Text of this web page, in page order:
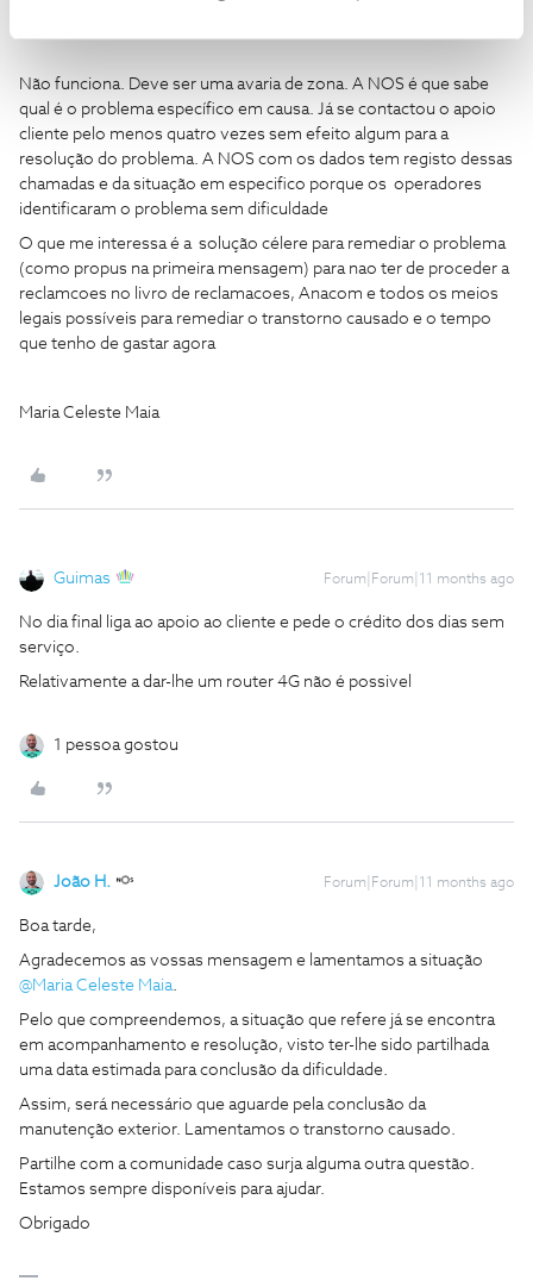
Não funciona. Deve ser uma avaria de zona. A NOS é que sabe
qual é o problema específico em causa. Já se contactou o apoio
cliente pelo menos quatro vezes sem efeito algum para a
resolução do problema. A NOS com os dados tem registo dessas
chamadas e da situação em especifico porque os operadores
identificaram o problema sem dificuldade
O que me interessa é a solução célere para remediar o problema
(como propus na primeira mensagem) para nao ter de proceder a
reclamcoes no livro de reclamacoes, Anacom e todos os meios
legais possíveis para remediar o transtorno causado e o tempo
que tenho de gastar agora
Maria Celeste Maia
Guimas Forum|Forum|11 months ago
No dia final liga ao apoio ao cliente e pede o crédito dos dias sem
serviço.
Relativamente a dar-lhe um router 4G não é possivel
1 pessoa gostou
João H. Forum|Forum|11 months ago
Boa tarde,
Agradecemos as vossas mensagem e lamentamos a situação ​
@Maria Celeste Maia.
Pelo que compreendemos, a situação que refere já se encontra
em acompanhamento e resolução, visto ter-lhe sido partilhada
uma data estimada para conclusão da dificuldade.
Assim, será necessário que aguarde pela conclusão da
manutenção exterior. Lamentamos o transtorno causado.
Partilhe com a comunidade caso surja alguma outra questão.
Estamos sempre disponíveis para ajudar.
Obrigado